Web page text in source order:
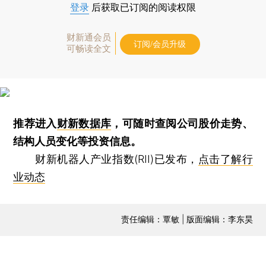
登录 后获取已订阅的阅读权限
财新通会员
可畅读全文
订阅/会员升级
推荐进入财新数据库 ，可随时查阅公司股价走势、
结构人员变化等投资信息。
财新机器人产业指数(RII)已发布， 点击了解行
业动态
责任编辑：覃敏 | 版面编辑：李东昊